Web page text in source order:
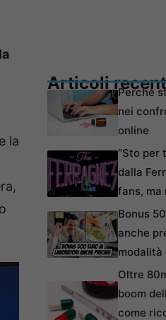
la
Articoli
Perché
nei
online
“Sto per
dalla
fans, ma
Bonus
anche
modalità
Oltre
boom
come